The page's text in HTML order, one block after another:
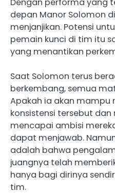
Dengan performa yang
depan Manor Solomon
menjanjikan. Potensi
pemain kunci di tim itu
yang menantikan
Saat Solomon terus
berkembang, semua
Apakah ia akan mampu
konsistensi tersebut
mencapai ambisi
dapat menjawab.
adalah bahwa
juangnya telah
hanya bagi dirinya
tim.